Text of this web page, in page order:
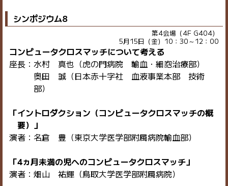
シンポジウム8
第4会場（4F G404）
5月15日（金）10：30～12：00
コンピュータクロスマッチについて考える
座長：水村 真也（虎の門病院 輸血・細胞治療部）
奥田 誠（日本赤十字社 血液事業本部 技術
部）
「イントロダクション（コンピュータクロスマッチの概
要）」
演者：名倉 豊（東京大学医学部附属病院輸血部）
「4ヵ月未満の児へのコンピュータクロスマッチ」
演者：畑山 祐輝（鳥取大学医学部附属病院）